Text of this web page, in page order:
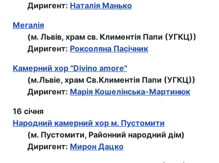
Диригент: Наталія Манько
Мегалiя
(м. Львів, храм св. Климентiя Папи (УГКЦ))
Диригент: Роксоляна Пасiчник
Камерний хор "Divino amore"
(м.Львіе, храм Св.Климентія Папи (УГКЦ))
Диригент: Марія Кошелінська-Мартинюк
16 січня
Народний камерний хор м. Пустомити
(м. Пустомити, Районний народний дім)
Диригент: Мирон Дацко